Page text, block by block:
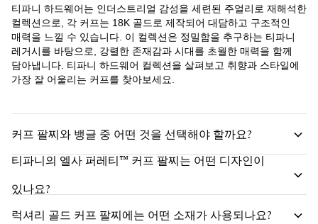
티파니 하드웨어는 인더스트리얼 감성을 세련된 주얼리로 재해석한
컬렉션으로, 각 커프는 18K 골드로 제작되어 대담하고 구조적인
매력을 느낄 수 있습니다. 이 컬렉션은 정밀함을 추구하는 티파니
레거시를 바탕으로, 강렬한 존재감과 시대를 초월한 매력을 함께
담아냅니다. 티파니 하드웨어 컬렉션을 살펴보고 취향과 스타일에
가장 잘 어울리는 커프를 찾아보세요.
커프 팔찌와 뱅글 중 어떤 것을 선택해야 할까요?
티파니의 엘사 퍼레티™ 커프 팔찌는 어떤 디자인이
있나요?
럭셔리 골드 커프 팔찌에는 어떤 소재가 사용되나요?